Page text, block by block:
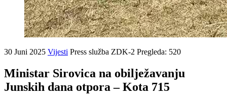
30 Juni 2025 Vijesti Press služba ZDK-2 Pregleda: 520
Ministar Sirovica na obilježavanju
Junskih dana otpora – Kota 715